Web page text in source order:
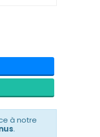
à notre
.